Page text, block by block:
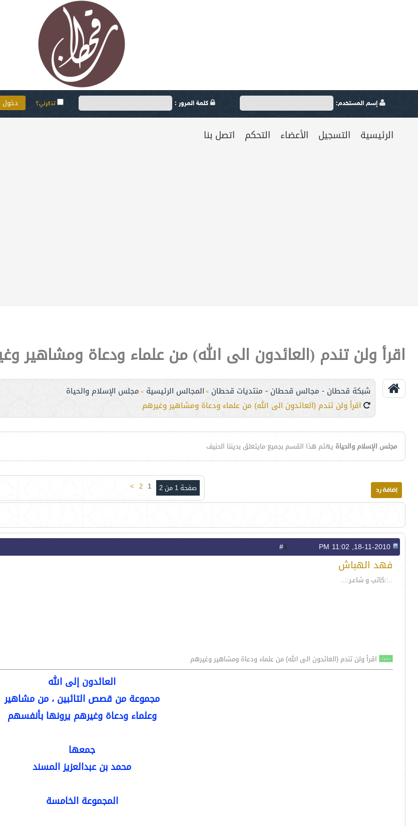
إسم المستخدم: كلمة المرور : تذكرني؟
الرئيسية التسجيل الأعضاء التحكم اتصل بنا
اقرأ ولن تندم (العائدون الى الله) من علماء ودعاة ومشاهير
شبكة قحطان - مجالس قحطان - منتديات قحطان > المجالس الرئيسية > مجلس الإسلام والحياة
اقرأ ولن تندم (العائدون الى الله) من علماء ودعاة ومشاهير وغيرهم
مجلس الإسلام والحياة يهتم هذا القسم بجميع مايتعلق بديننا الحنيف
صفحة 1 من 2 1
2
>
1
فهد الهباش
..::كاتب و شاعـر::..
اقرأ ولن تندم (العائدون الى الله) من علماء ودعاة ومشاهير وغيرهم
العائدون إلى الله
مجموعة من قصص التائبين ، من مشاهير
وعلماء ودعاة وغيرهم يرونها بأنفسهم
جمعها
محمد بن عبدالعزيز المسند
المجموعة الخامسة